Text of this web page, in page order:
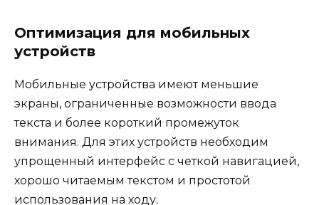
Оптимизация для мобильных
устройств
Мобильные устройства имеют меньшие
экраны, ограниченные возможности ввода
текста и более короткий промежуток
внимания. Для этих устройств необходим
упрощенный интерфейс с четкой навигацией,
хорошо читаемым текстом и простотой
использования на ходу.